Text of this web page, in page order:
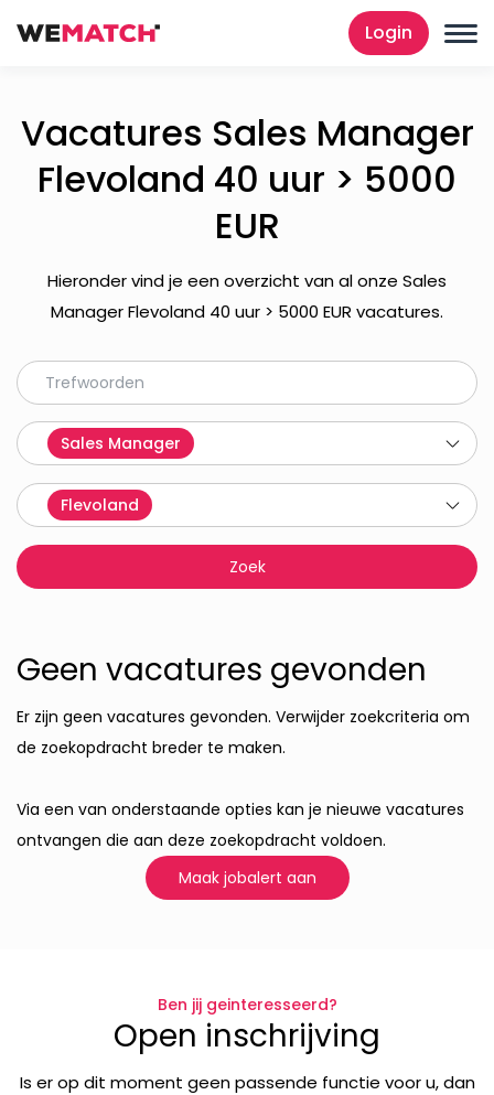
Login
Vacatures Sales Manager
Flevoland 40 uur > 5000
EUR
Hieronder vind je een overzicht van al onze Sales
Manager Flevoland 40 uur > 5000 EUR vacatures.
Sales Manager
Flevoland
Geen vacatures gevonden
Er zijn geen vacatures gevonden. Verwijder zoekcriteria om
de zoekopdracht breder te maken.
Via een van onderstaande opties kan je nieuwe vacatures
ontvangen die aan deze zoekopdracht voldoen.
Maak jobalert aan
Ben jij geinteresseerd?
Open inschrijving
Is er op dit moment geen passende functie voor u, dan